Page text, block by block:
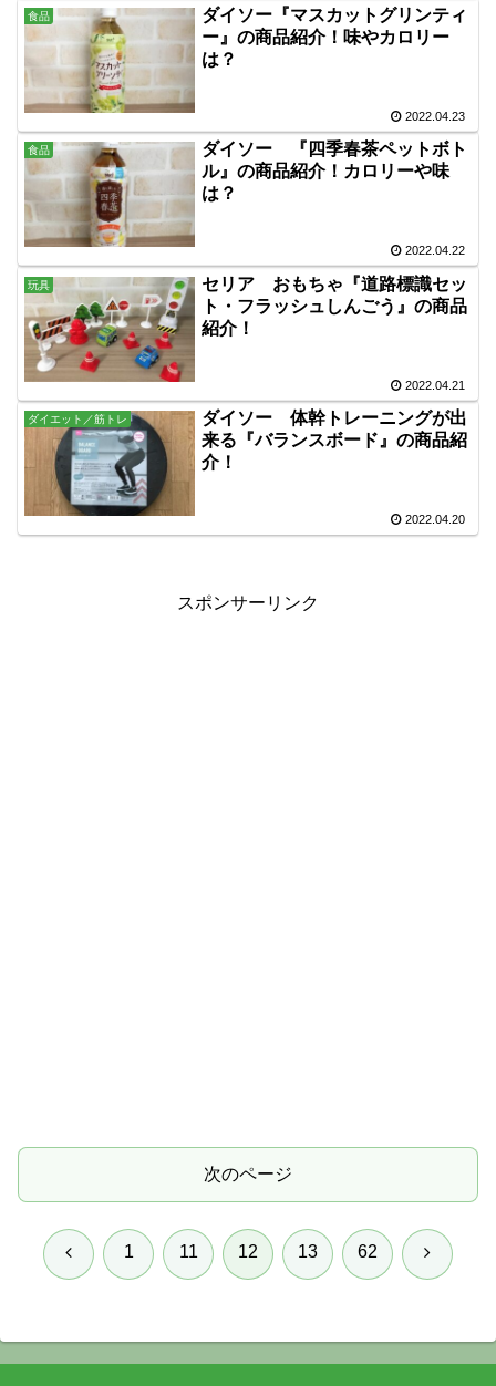
食品
ダイソー『マスカットグリンティ
ー』の商品紹介！味やカロリー
は？
2022.04.23
食品
ダイソー 『四季春茶ペットボト
ル』の商品紹介！カロリーや味
は？
2022.04.22
玩具
セリア おもちゃ『道路標識セッ
ト・フラッシュしんごう』の商品
紹介！
2022.04.21
ダイエット／筋トレ
ダイソー 体幹トレーニングが出
来る『バランスボード』の商品紹
介！
2022.04.20
スポンサーリンク
次のページ
前 1 11 12 13 62 次